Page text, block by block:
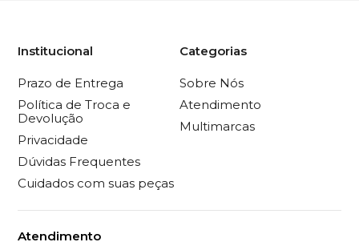
Institucional
Prazo de Entrega
Política de Troca e
Devolução
Privacidade
Dúvidas Frequentes
Cuidados com suas peças
Categorias
Sobre Nós
Atendimento
Multimarcas
Atendimento